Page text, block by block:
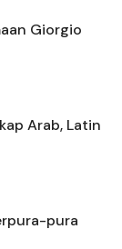
Giorgio
Arab, Latin
pura